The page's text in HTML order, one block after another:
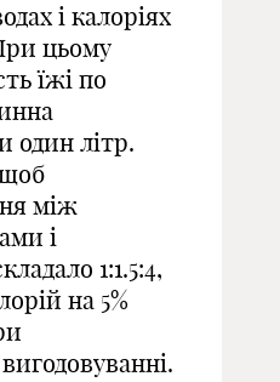
і калоріях
цьому
їжі по
один літр.
між
і
1:1.5:4,
на 5%